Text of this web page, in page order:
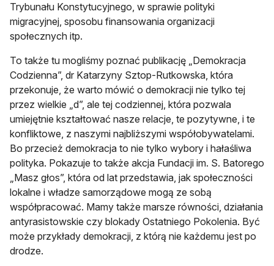
Trybunału Konstytucyjnego, w sprawie polityki
migracyjnej, sposobu finansowania organizacji
społecznych itp.
To także tu mogliśmy poznać publikację „Demokracja
Codzienna”, dr Katarzyny Sztop-Rutkowska, która
przekonuje, że warto mówić o demokracji nie tylko tej
przez wielkie „d”, ale tej codziennej, która pozwala
umiejętnie kształtować nasze relacje, te pozytywne, i te
konfliktowe, z naszymi najbliższymi współobywatelami.
Bo przecież demokracja to nie tylko wybory i hałaśliwa
polityka. Pokazuje to także akcja Fundacji im. S. Batorego
„Masz głos”, która od lat przedstawia, jak społeczności
lokalne i władze samorządowe mogą ze sobą
współpracować. Mamy także marsze równości, działania
antyrasistowskie czy blokady Ostatniego Pokolenia. Być
może przykłady demokracji, z którą nie każdemu jest po
drodze.